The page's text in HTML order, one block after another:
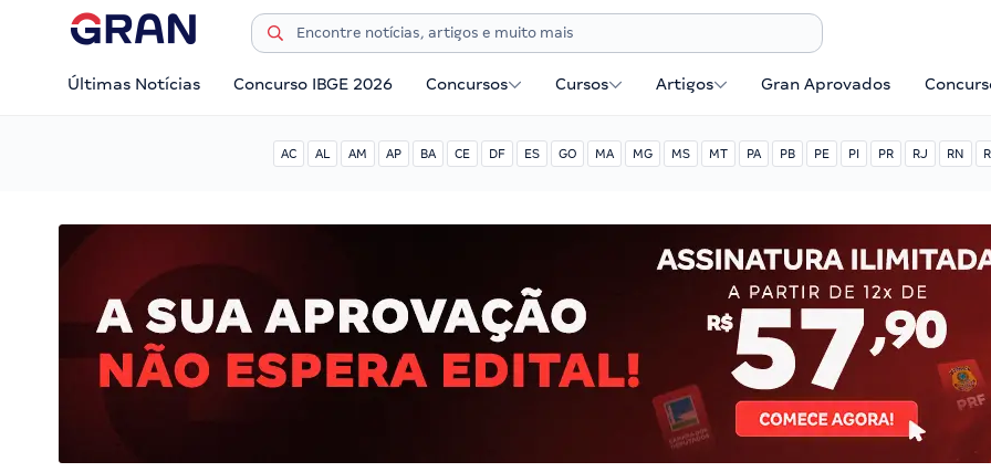
Últimas Notícias Concurso IBGE 2026 Concursos Cursos Artigos Gran Aprovados
AC AL AM AP BA CE DF ES GO MA MG MS MT PA PB PE PI PR RJ RN